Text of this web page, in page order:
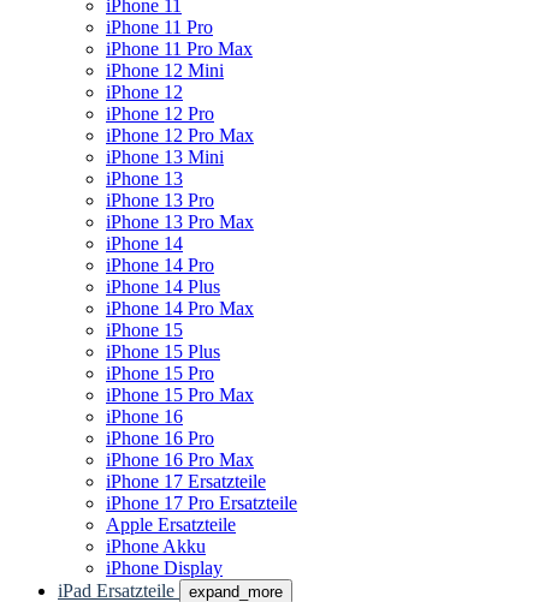
iPhone 11
iPhone 11 Pro
iPhone 11 Pro Max
iPhone 12 Mini
iPhone 12
iPhone 12 Pro
iPhone 12 Pro Max
iPhone 13 Mini
iPhone 13
iPhone 13 Pro
iPhone 13 Pro Max
iPhone 14
iPhone 14 Pro
iPhone 14 Plus
iPhone 14 Pro Max
iPhone 15
iPhone 15 Plus
iPhone 15 Pro
iPhone 15 Pro Max
iPhone 16
iPhone 16 Pro
iPhone 16 Pro Max
iPhone 17 Ersatzteile
iPhone 17 Pro Ersatzteile
Apple Ersatzteile
iPhone Akku
iPhone Display
iPad Ersatzteile
expand_more